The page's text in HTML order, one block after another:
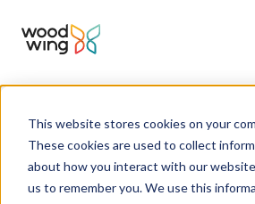
This website stores cookies on your
These cookies are used to collect
about how you interact with our
us to remember you. We use this